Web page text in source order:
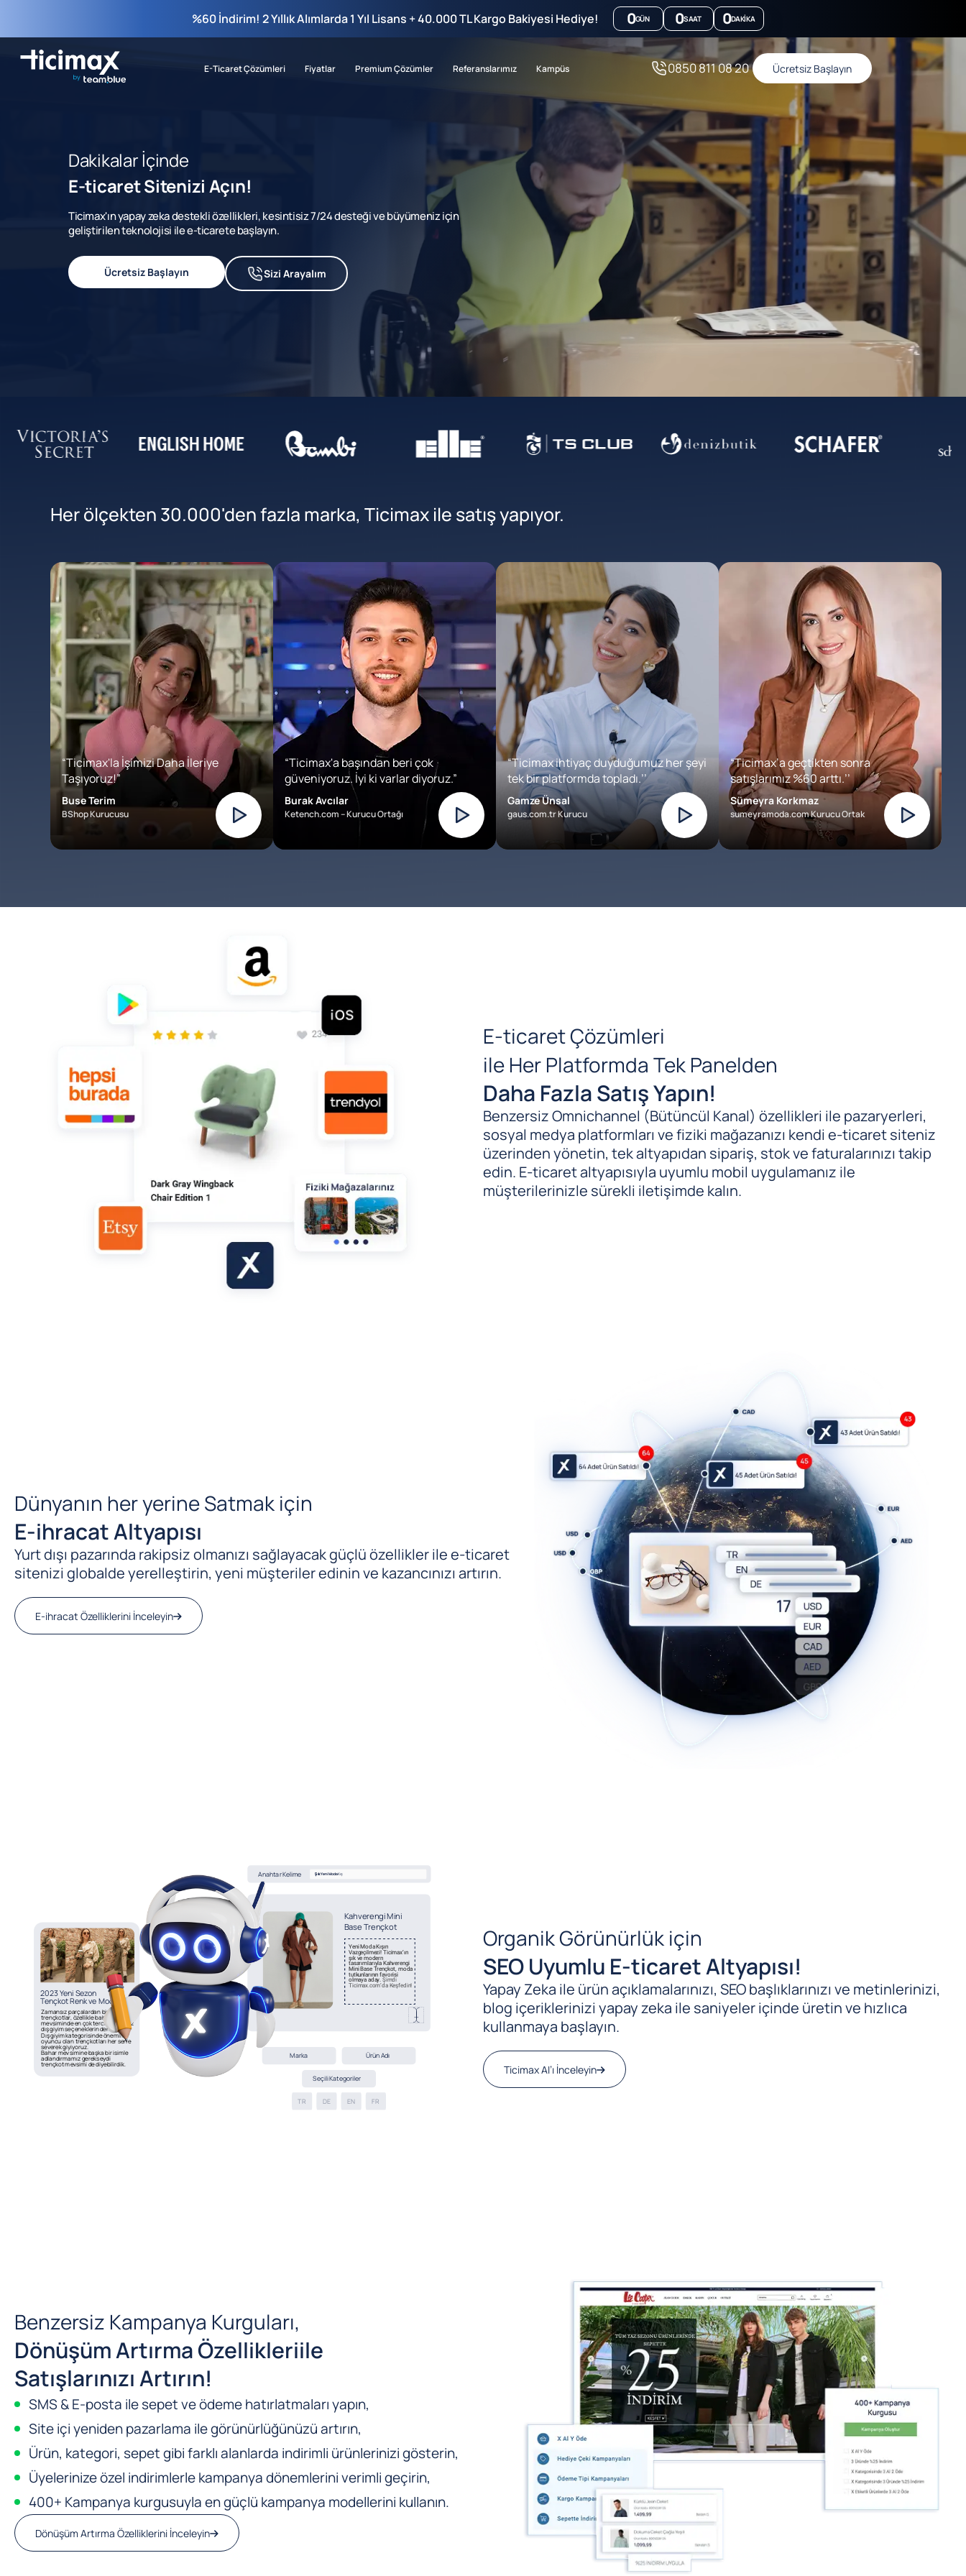
%60 İndirim! 2 Yıllık Alımlarda 1 Yıl Lisans + 40.000 TL Kargo Bakiyesi Hediye! 0GÜN 0SAAT 0DAKIKA
E-Ticaret Çözümleri Fiyatlar Premium Çözümler Referanslarımız Kampüs 0850 811 08 20 Ücretsiz Başlayın
Dakikalar İçinde
E-ticaret Sitenizi Açın!
Ticimax'ın yapay zeka destekli özellikleri, kesintisiz 7/24 desteği ve büyümeniz için
geliştirilen teknolojisi ile e-ticarete başlayın.
Ücretsiz Başlayın Sizi Arayalım
Her ölçekten 30.000'den fazla marka, Ticimax ile satış yapıyor.
“Ticimax'la İşimizi Daha İleriye
Taşıyoruz!”
Buse Terim
BShop Kurucusu
“Ticimax'a başından beri çok
güveniyoruz. İyi ki varlar diyoruz.”
Burak Avcılar
Ketench.com – Kurucu Ortağı
“Ticimax ihtiyaç duyduğumuz her şeyi
tek bir platformda topladı.’’
Gamze Ünsal
gaus.com.tr Kurucu
“Ticimax’a geçtikten sonra
satışlarımız %60 arttı.’’
Sümeyra Korkmaz
sumeyramoda.com Kurucu Ortak
E-ticaret Çözümleri
ile Her Platformda Tek Panelden
Daha Fazla Satış Yapın!
Benzersiz Omnichannel (Bütüncül Kanal) özellikleri ile pazaryerleri,
sosyal medya platformları ve fiziki mağazanızı kendi e-ticaret siteniz
üzerinden yönetin, tek altyapıdan sipariş, stok ve faturalarınızı takip
edin. E-ticaret altyapısıyla uyumlu mobil uygulamanız ile
müşterilerinizle sürekli iletişimde kalın.
Dünyanın her yerine Satmak için
E-ihracat Altyapısı
Yurt dışı pazarında rakipsiz olmanızı sağlayacak güçlü özellikler ile e-ticaret
sitenizi globalde yerelleştirin, yeni müşteriler edinin ve kazancınızı artırın.
E-ihracat Özelliklerini İnceleyin
Organik Görünürlük için
SEO Uyumlu E-ticaret Altyapısı!
Yapay Zeka ile ürün açıklamalarınızı, SEO başlıklarınızı ve metinlerinizi,
blog içeriklerinizi yapay zeka ile saniyeler içinde üretin ve hızlıca
kullanmaya başlayın.
Ticimax AI’ı İnceleyin
Benzersiz Kampanya Kurguları,
Dönüşüm Artırma Özellikleriile
Satışlarınızı Artırın!
SMS & E-posta ile sepet ve ödeme hatırlatmaları yapın,
Site içi yeniden pazarlama ile görünürlüğünüzü artırın,
Ürün, kategori, sepet gibi farklı alanlarda indirimli ürünlerinizi gösterin,
Üyelerinize özel indirimlerle kampanya dönemlerini verimli geçirin,
400+ Kampanya kurgusuyla en güçlü kampanya modellerini kullanın.
Dönüşüm Artırma Özelliklerini İnceleyin